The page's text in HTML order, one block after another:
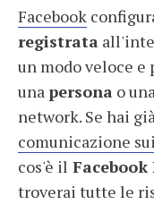
Facebook
registrata
un modo veloce e
una persona o
network. Se hai
comunicazione
cos'è il Facebook
troverai tutte le